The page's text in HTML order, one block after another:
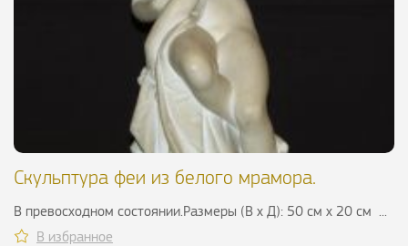
Скульптура феи из белого мрамора.
В превосходном состоянии.Размеры (В х Д): 50 см х 20 см ...
В избранное